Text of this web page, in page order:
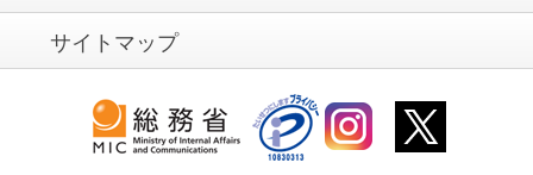
サイトマップ